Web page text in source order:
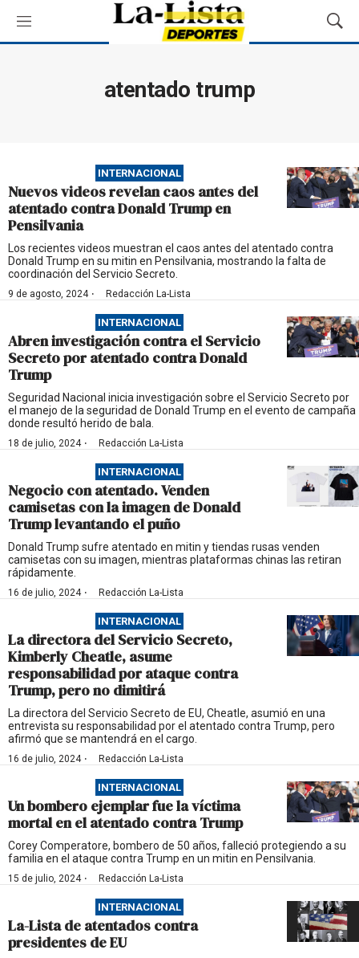
M
e
M
o
ú
s
q
u
atentado trump
INTERNACIONAL
Nuevos videos revelan caos antes del
atentado contra Donald Trump en
Pensilvania
Los recientes videos muestran el caos antes del atentado contra
Donald Trump en su mitin en Pensilvania, mostrando la falta de
coordinación del Servicio Secreto.
9 de agosto, 2024· Redacción La-Lista
INTERNACIONAL
Abren investigación contra el Servicio
Secreto por atentado contra Donald
Trump
Seguridad Nacional inicia investigación sobre el Servicio Secreto por
el manejo de la seguridad de Donald Trump en el evento de campaña
donde resultó herido de bala.
18 de julio, 2024· Redacción La-Lista
INTERNACIONAL
Negocio con atentado. Venden
camisetas con la imagen de Donald
Trump levantando el puño
Donald Trump sufre atentado en mitin y tiendas rusas venden
camisetas con su imagen, mientras plataformas chinas las retiran
rápidamente.
16 de julio, 2024· Redacción La-Lista
INTERNACIONAL
La directora del Servicio Secreto,
Kimberly Cheatle, asume
responsabilidad por ataque contra
Trump, pero no dimitirá
La directora del Servicio Secreto de EU, Cheatle, asumió en una
entrevista su responsabilidad por el atentado contra Trump, pero
afirmó que se mantendrá en el cargo.
16 de julio, 2024· Redacción La-Lista
INTERNACIONAL
Un bombero ejemplar fue la víctima
mortal en el atentado contra Trump
Corey Comperatore, bombero de 50 años, falleció protegiendo a su
familia en el ataque contra Trump en un mitin en Pensilvania.
15 de julio, 2024· Redacción La-Lista
INTERNACIONAL
La-Lista de atentados contra
presidentes de EU